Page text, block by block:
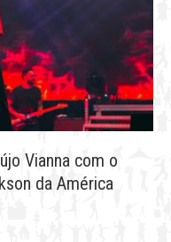
Vianna com o
da América